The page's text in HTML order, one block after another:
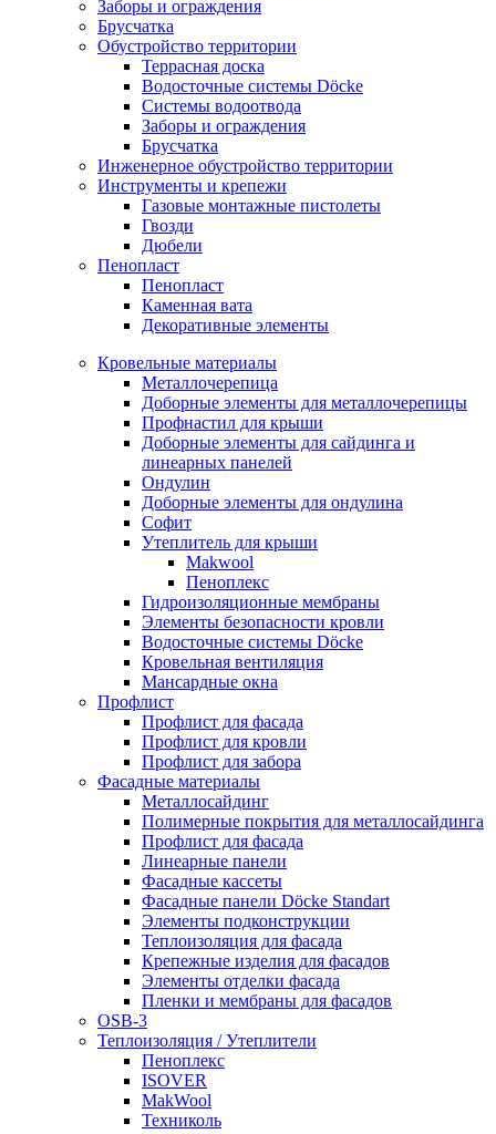
Заборы и ограждения
Брусчатка
Обустройство территории
Террасная доска
Водосточные системы Döcke
Системы водоотвода
Заборы и ограждения
Брусчатка
Инженерное обустройство территории
Инструменты и крепежи
Газовые монтажные пистолеты
Гвозди
Дюбели
Пенопласт
Пенопласт
Каменная вата
Декоративные элементы
Кровельные материалы
Металлочерепица
Доборные элементы для металлочерепицы
Профнастил для крыши
Доборные элементы для сайдинга и
линеарных панелей
Ондулин
Доборные элементы для ондулина
Софит
Утеплитель для крыши
Makwool
Пеноплекс
Гидроизоляционные мембраны
Элементы безопасности кровли
Водосточные системы Döcke
Кровельная вентиляция
Мансардные окна
Профлист
Профлист для фасада
Профлист для кровли
Профлист для забора
Фасадные материалы
Металлосайдинг
Полимерные покрытия для металлосайдинга
Профлист для фасада
Линеарные панели
Фасадные кассеты
Фасадные панели Döcke Standart
Элементы подконструкции
Теплоизоляция для фасада
Крепежные изделия для фасадов
Элементы отделки фасада
Пленки и мембраны для фасадов
OSB-3
Теплоизоляция / Утеплители
Пеноплекс
ISOVER
MakWool
Техниколь